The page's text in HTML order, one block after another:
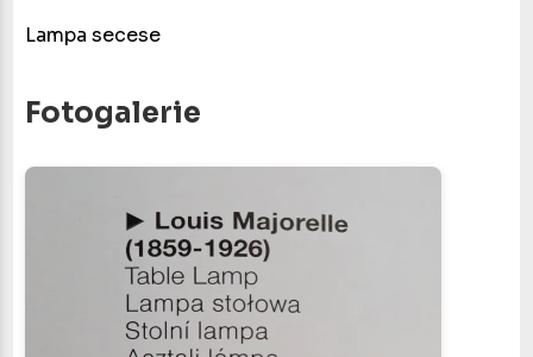
Lampa secese
Fotogalerie